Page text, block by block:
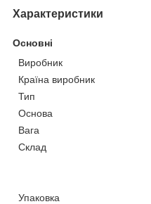
Характеристики
Основні
Виробник
Країна виробник
Тип
Основа
Вага
Склад
Упаковка